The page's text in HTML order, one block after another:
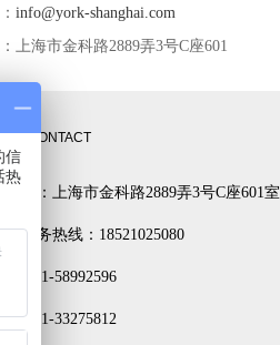
info@york-shanghai.com
上海市金科路2889弄3号C座601
式CONTACT
地址：上海市金科路2889弄3号C座601室
服务热线：18521025080
： 021-58992596
021-33275812
信
热